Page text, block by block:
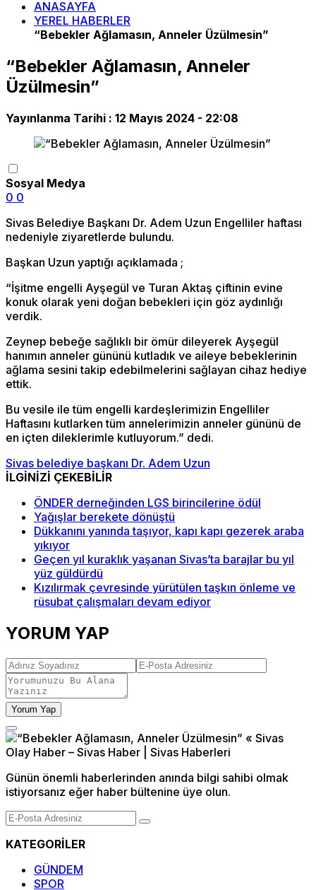
ANASAYFA
YEREL HABERLER
“Bebekler Ağlamasın, Anneler Üzülmesin”
“Bebekler Ağlamasın, Anneler
Üzülmesin”
Yayınlanma Tarihi : 12 Mayıs 2024 - 22:08
Sosyal Medya
0 0
Sivas Belediye Başkanı Dr. Adem Uzun Engelliler haftası
nedeniyle ziyaretlerde bulundu.
Başkan Uzun yaptığı açıklamada ;
“İşitme engelli Ayşegül ve Turan Aktaş çiftinin evine
konuk olarak yeni doğan bebekleri için göz aydınlığı
verdik.
Zeynep bebeğe sağlıklı bir ömür dileyerek Ayşegül
hanımın anneler gününü kutladık ve aileye bebeklerinin
ağlama sesini takip edebilmelerini sağlayan cihaz hediye
ettik.
Bu vesile ile tüm engelli kardeşlerimizin Engelliler
Haftasını kutlarken tüm annelerimizin anneler gününü de
en içten dileklerimle kutluyorum.” dedi.
Sivas belediye başkanı Dr. Adem Uzun
İLGİNİZİ ÇEKEBİLİR
ÖNDER derneğinden LGS birincilerine ödül
Yağışlar berekete dönüştü
Dükkanını yanında taşıyor, kapı kapı gezerek araba
yıkıyor
Geçen yıl kuraklık yaşanan Sivas’ta barajlar bu yıl
yüz güldürdü
Kızılırmak çevresinde yürütülen taşkın önleme ve
rüsubat çalışmaları devam ediyor
YORUM YAP
Yorum Yap
Günün önemli haberlerinden anında bilgi sahibi olmak
istiyorsanız eğer haber bültenine üye olun.
KATEGORİLER
GÜNDEM
SPOR